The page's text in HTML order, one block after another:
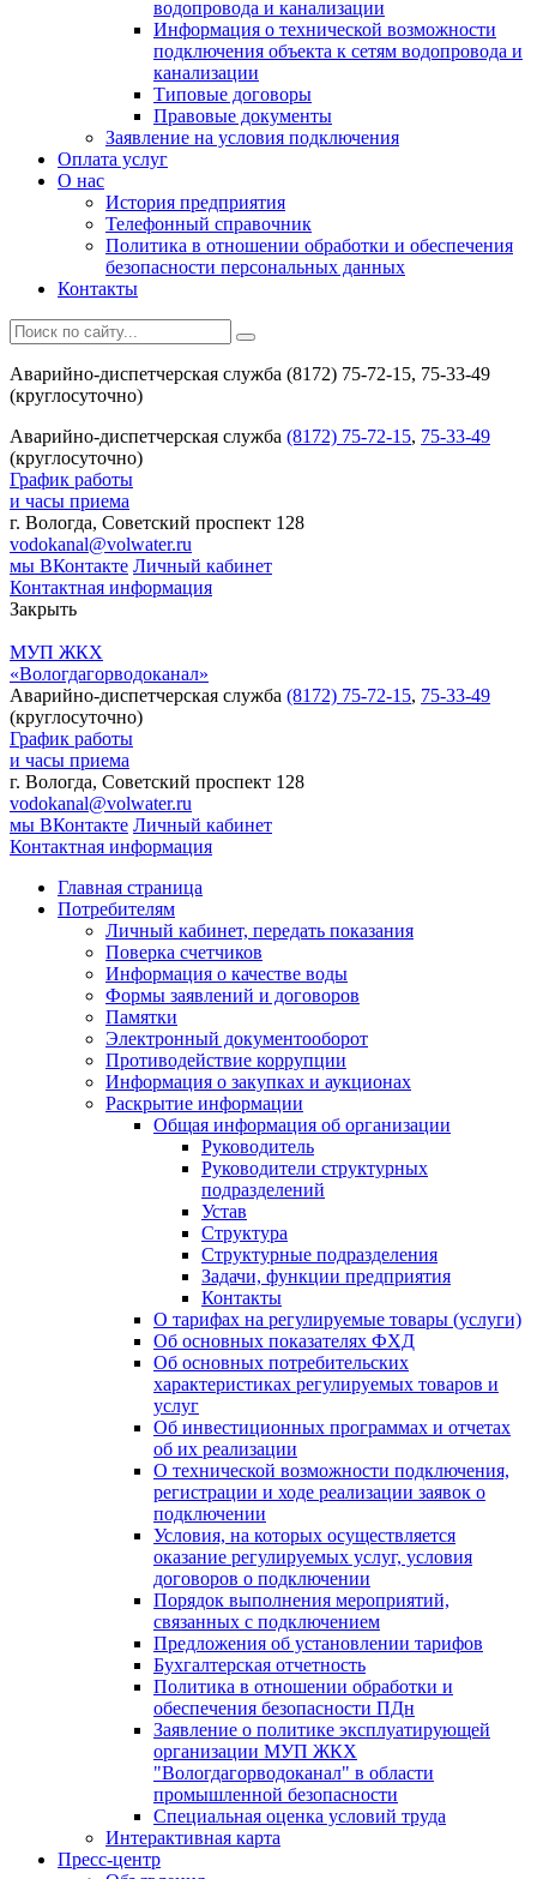
водопровода и канализации
Информация о технической возможности
подключения объекта к сетям водопровода и
канализации
Типовые договоры
Правовые документы
Заявление на условия подключения
Оплата услуг
О нас
История предприятия
Телефонный справочник
Политика в отношении обработки и обеспечения
безопасности персональных данных
Контакты
Аварийно-диспетчерская служба (8172) 75-72-15, 75-33-49
(круглосуточно)
Аварийно-диспетчерская служба (8172) 75-72-15, 75-33-49
(круглосуточно)
График работы
и часы приема
г. Вологда, Советский проспект 128
vodokanal@volwater.ru
мы ВКонтакте Личный кабинет
Контактная информация
Закрыть
МУП ЖКХ
«Вологдагорводоканал»
Аварийно-диспетчерская служба (8172) 75-72-15, 75-33-49
(круглосуточно)
График работы
и часы приема
г. Вологда, Советский проспект 128
vodokanal@volwater.ru
мы ВКонтакте Личный кабинет
Контактная информация
Главная страница
Потребителям
Личный кабинет, передать показания
Поверка счетчиков
Информация о качестве воды
Формы заявлений и договоров
Памятки
Электронный документооборот
Противодействие коррупции
Информация о закупках и аукционах
Раскрытие информации
Общая информация об организации
Руководитель
Руководители структурных
подразделений
Устав
Структура
Структурные подразделения
Задачи, функции предприятия
Контакты
О тарифах на регулируемые товары (услуги)
Об основных показателях ФХД
Об основных потребительских
характеристиках регулируемых товаров и
услуг
Об инвестиционных программах и отчетах
об их реализации
О технической возможности подключения,
регистрации и ходе реализации заявок о
подключении
Условия, на которых осуществляется
оказание регулируемых услуг, условия
договоров о подключении
Порядок выполнения мероприятий,
связанных с подключением
Предложения об установлении тарифов
Бухгалтерская отчетность
Политика в отношении обработки и
обеспечения безопасности ПДн
Заявление о политике эксплуатирующей
организации МУП ЖКХ
"Вологдагорводоканал" в области
промышленной безопасности
Специальная оценка условий труда
Интерактивная карта
Пресс-центр